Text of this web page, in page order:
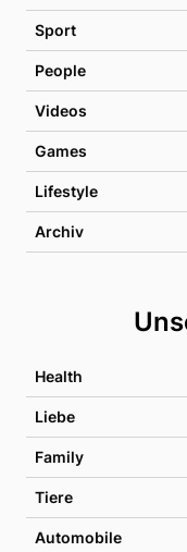
Sport
People
Videos
Games
Lifestyle
Archiv
Health
Liebe
Family
Tiere
Automobile